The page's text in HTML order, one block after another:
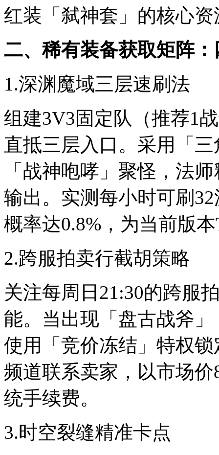
红装「弑神套」的核心
二、稀有装备获取矩阵
1.深渊魔域三层速刷法
组建3V3固定队（推荐1
直抵三层入口。采用「
「战神咆哮」聚怪，法
输出。实测每小时可刷
概率达0.8%，为当前版
2.跨服拍卖行截胡策略
关注每周日21:30的跨服
能。当出现「盘古战斧
使用「竞价冻结」特权
频道联系卖家，以市场
统手续费。
3.时空裂缝精准卡点